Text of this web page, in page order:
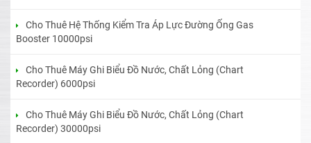
Cho Thuê Hệ Thống Kiểm Tra Áp Lực Đường Ống Gas
Booster 10000psi
Cho Thuê Máy Ghi Biểu Đồ Nước, Chất Lỏng (Chart
Recorder) 6000psi
Cho Thuê Máy Ghi Biểu Đồ Nước, Chất Lỏng (Chart
Recorder) 30000psi